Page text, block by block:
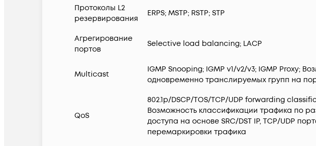
Протоколы L2
резервирования
ERPS; MSTP; RSTP; STP
Агрегирование
портов
Selective load balancing; LACP
Multicast
IGMP Snooping; IGMP v1/v2/v3; IGMP Proxy;
одновременно транслируемых групп на
QoS
802.1p/DSCP/TOS/TCP/UDP forwarding
Возможность классификации трафика по
доступа на основе SRC/DST IP, TCP/UDP
перемаркировки трафика